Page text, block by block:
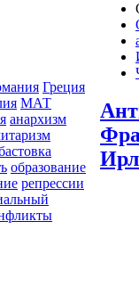
Греция
МАТ
анархизм
образование
репрессии